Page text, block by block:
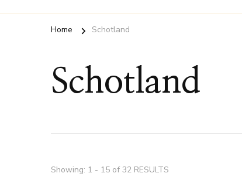
Home Schotland
Schotland
Showing: 1 - 15 of 32 RESULTS